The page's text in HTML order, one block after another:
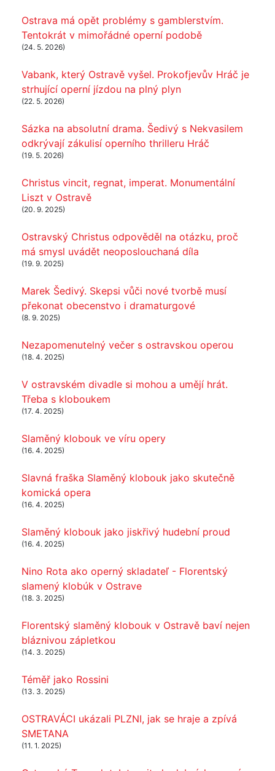
Ostrava má opět problémy s gamblerstvím.
Tentokrát v mimořádné operní podobě
(24. 5. 2026)
Vabank, který Ostravě vyšel. Prokofjevův Hráč je
strhující operní jízdou na plný plyn
(22. 5. 2026)
Sázka na absolutní drama. Šedivý s Nekvasilem
odkrývají zákulisí operního thrilleru Hráč
(19. 5. 2026)
Christus vincit, regnat, imperat. Monumentální
Liszt v Ostravě
(20. 9. 2025)
Ostravský Christus odpověděl na otázku, proč
má smysl uvádět neoposlouchaná díla
(19. 9. 2025)
Marek Šedivý. Skepsi vůči nové tvorbě musí
překonat obecenstvo i dramaturgové
(8. 9. 2025)
Nezapomenutelný večer s ostravskou operou
(18. 4. 2025)
V ostravském divadle si mohou a umějí hrát.
Třeba s kloboukem
(17. 4. 2025)
Slaměný klobouk ve víru opery
(16. 4. 2025)
Slavná fraška Slaměný klobouk jako skutečně
komická opera
(16. 4. 2025)
Slaměný klobouk jako jiskřivý hudební proud
(16. 4. 2025)
Nino Rota ako operný skladateľ - Florentský
slamený klobúk v Ostrave
(18. 3. 2025)
Florentský slaměný klobouk v Ostravě baví nejen
bláznivou zápletkou
(14. 3. 2025)
Téměř jako Rossini
(13. 3. 2025)
OSTRAVÁCI ukázali PLZNI, jak se hraje a zpívá
SMETANA
(11. 1. 2025)